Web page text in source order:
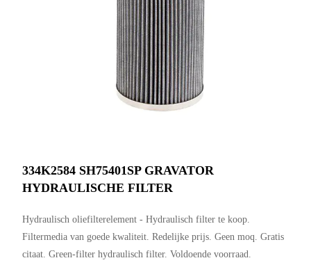
334K2584 SH75401SP GRAVATOR
HYDRAULISCHE FILTER
Hydraulisch oliefilterelement - Hydraulisch filter te koop.
Filtermedia van goede kwaliteit. Redelijke prijs. Geen moq. Gratis
citaat. Green-filter hydraulisch filter. Voldoende voorraad.